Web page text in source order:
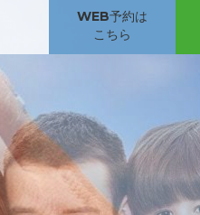
WEB予約は
こちら
守